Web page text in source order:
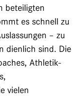
beteiligten
es schnell zu
– zu
dienlich sind. Die
Athletik-
vielen